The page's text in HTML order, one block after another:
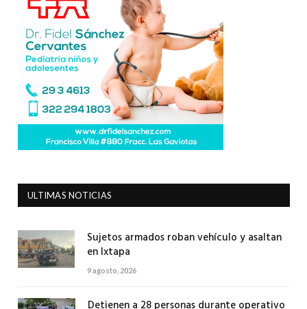
ULTIMAS NOTICIAS
Sujetos armados roban vehículo y asaltan
en Ixtapa
9 agosto, 2026
Detienen a 28 personas durante operativo